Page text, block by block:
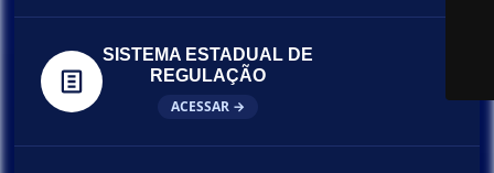
SISTEMA ESTADUAL DE
REGULAÇÃO
ACESSAR →